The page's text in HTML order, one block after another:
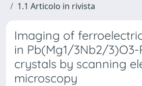
1.1 Articolo in rivista
Imaging of
in Pb(Mg1/3Nb2/3)O3-
crystals by scanning
microscopy